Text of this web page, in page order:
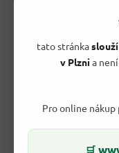
tato stránka
v Plznia není
Pro online nákup
🛒
Snadná